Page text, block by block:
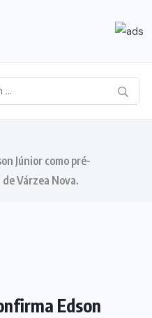
Júnior como pré-
Várzea Nova.
Edson